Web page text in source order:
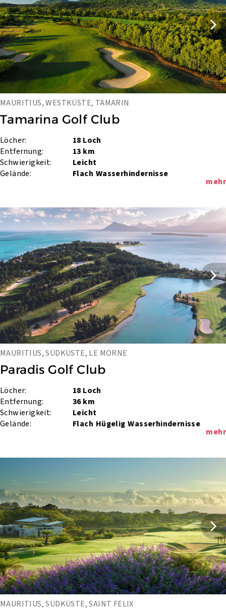
MAURITIUS, WESTKÜSTE, TAMARIN
Tamarina Golf Club
Löcher:
18 Loch
Entfernung:
13 km
Schwierigkeit:
Leicht
Gelände:
Flach Wasserhindernisse
mehr
MAURITIUS, SÜDKÜSTE, LE MORNE
Paradis Golf Club
Löcher:
18 Loch
Entfernung:
36 km
Schwierigkeit:
Leicht
Gelände:
Flach Hügelig Wasserhindernisse
mehr
MAURITIUS, SÜDKÜSTE, SAINT FELIX